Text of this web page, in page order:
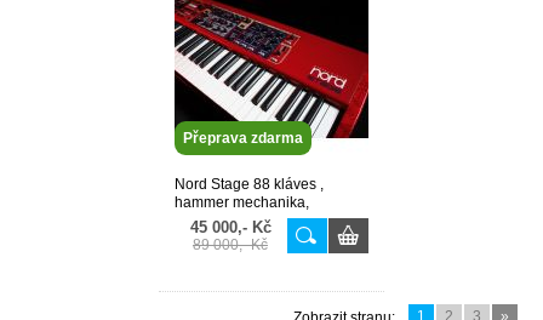
Přeprava zdarma
Nord Stage 88 kláves ,
hammer mechanika,
převážně doma málo hraný
kus
45 000,- Kč
89 000,- Kč